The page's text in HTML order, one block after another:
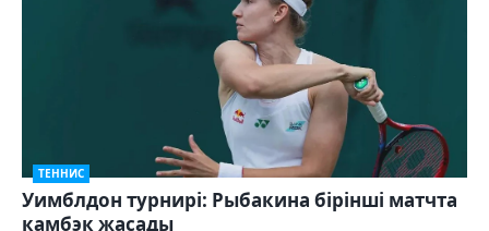
ТЕННИС
Уимблдон турнирі: Рыбакина бірінші матчта
камбэк жасады